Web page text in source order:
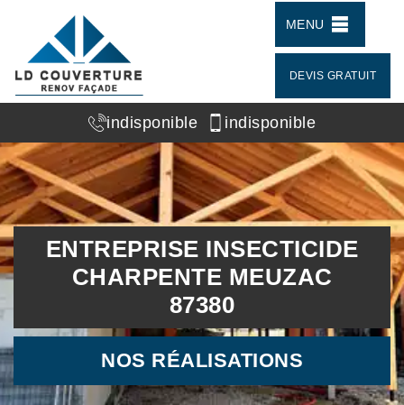
MENU
DEVIS GRATUIT
indisponible indisponible
ENTREPRISE INSECTICIDE
CHARPENTE MEUZAC
87380
NOS RÉALISATIONS